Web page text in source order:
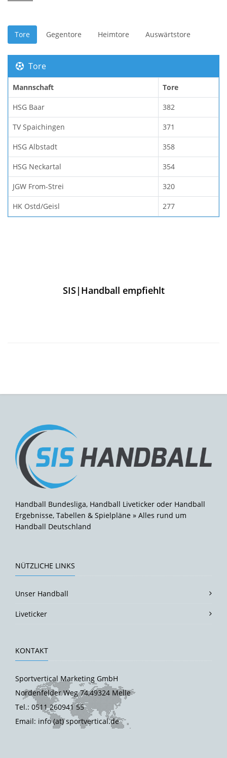
Tore Gegentore Heimtore Auswärtstore
Tore
Mannschaft Tore
HSG Baar 382
TV Spaichingen 371
HSG Albstadt 358
HSG Neckartal 354
JGW From-Strei 320
HK Ostd/Geisl 277
SIS|Handball empfiehlt
Handball Bundesliga, Handball Liveticker oder Handball
Ergebnisse, Tabellen & Spielpläne » Alles rund um
Handball Deutschland
NÜTZLICHE LINKS
Unser Handball
Liveticker
KONTAKT
Sportvertical Marketing GmbH
Nordenfelder Weg 74,49324 Melle
Tel.: 0511 260941 55
Email: info (at) sportvertical.de